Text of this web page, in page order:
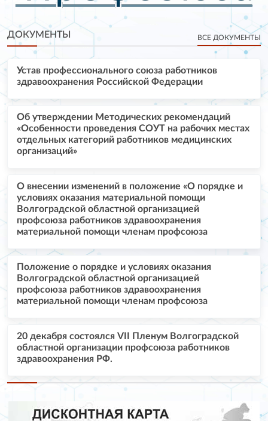
ДОКУМЕНТЫ ВСЕ ДОКУМЕНТЫ
Устав профессионального союза работников
здравоохранения Российской Федерации
Об утверждении Методических рекомендаций
«Особенности проведения СОУТ на рабочих местах
отдельных категорий работников медицинских
организаций»
О внесении изменений в положение «О порядке и
условиях оказания материальной помощи
Волгоградской областной организацией
профсоюза работников здравоохранения
материальной помощи членам профсоюза
Положение о порядке и условиях оказания
Волгоградской областной организацией
профсоюза работников здравоохранения
материальной помощи членам профсоюза
20 декабря состоялся VII Пленум Волгоградской
областной организации профсоюза работников
здравоохранения РФ.